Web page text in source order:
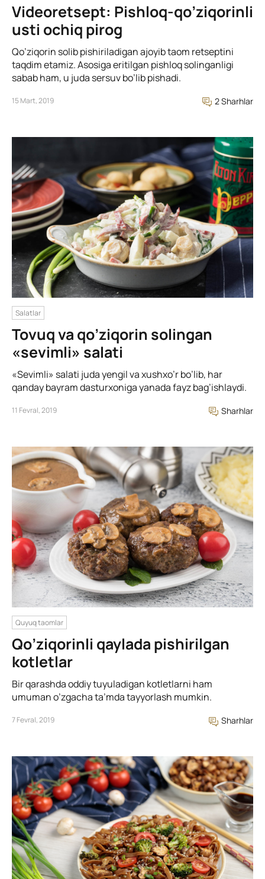
Videoretsept: Pishloq-qo’ziqorinli
usti ochiq pirog
Qo’ziqorin solib pishiriladigan ajoyib taom retseptini
taqdim etamiz. Asosiga eritilgan pishloq solinganligi
sabab ham, u juda sersuv bo’lib pishadi.
15 Mart, 2019 2 Sharhlar
Salatlar
Tovuq va qo’ziqorin solingan
«sevimli» salati
«Sevimli» salati juda yengil va xushxo’r bo’lib, har
qanday bayram dasturxoniga yanada fayz bag’ishlaydi.
11 Fevral, 2019 Sharhlar
Quyuq taomlar
Qo’ziqorinli qaylada pishirilgan
kotletlar
Bir qarashda oddiy tuyuladigan kotletlarni ham
umuman o’zgacha ta’mda tayyorlash mumkin.
7 Fevral, 2019 Sharhlar